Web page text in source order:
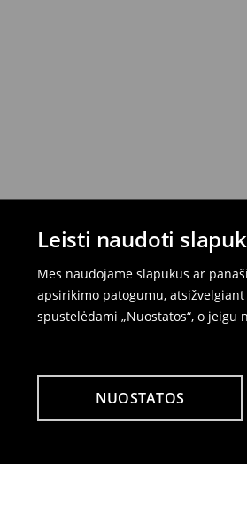
Leisti naudoti
Mes naudojame slapukus ar
apsirikimo patogumu,
spustelėdami „Nuostatos“, o
NUOSTATOS